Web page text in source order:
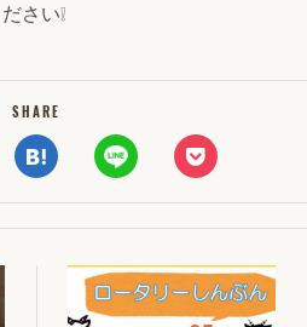
さい❕
SHARE